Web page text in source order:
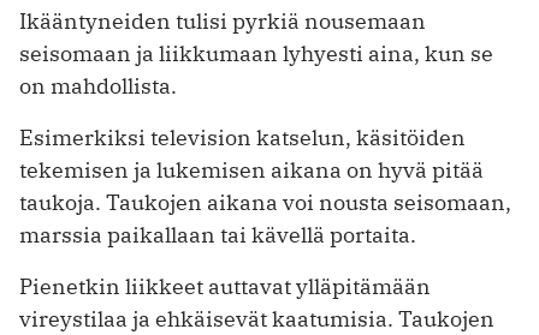
Ikääntyneiden tulisi pyrkiä nousemaan
seisomaan ja liikkumaan lyhyesti aina, kun se
on mahdollista.
Esimerkiksi television katselun, käsitöiden
tekemisen ja lukemisen aikana on hyvä pitää
taukoja. Taukojen aikana voi nousta seisomaan,
marssia paikallaan tai kävellä portaita.
Pienetkin liikkeet auttavat ylläpitämään
vireystilaa ja ehkäisevät kaatumisia. Taukojen